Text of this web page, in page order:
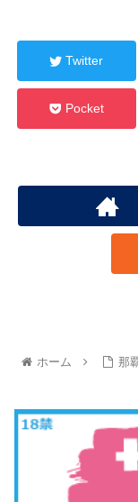
Twitter
Pocket
ホーム 那